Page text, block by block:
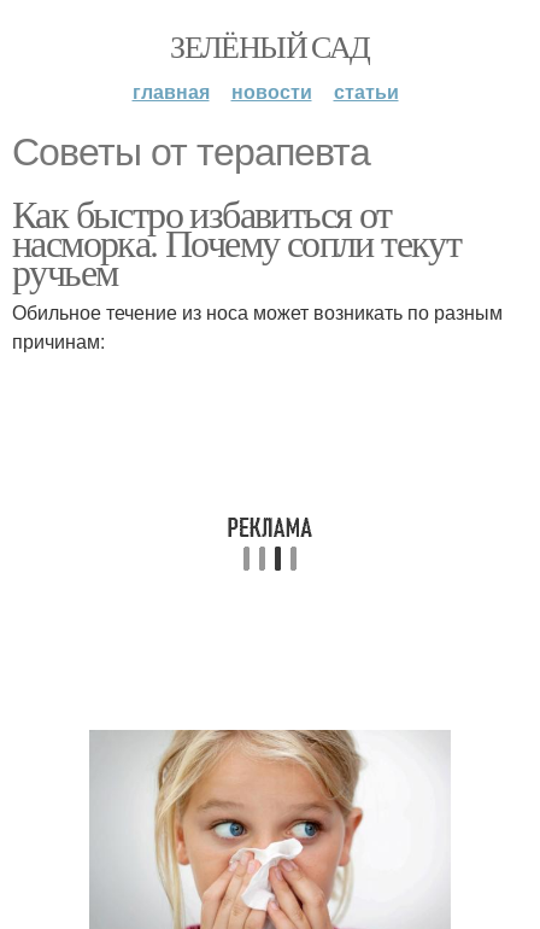
ЗЕЛЁНЫЙ САД
главная новости статьи
Советы от терапевта
Как быстро избавиться от
насморка. Почему сопли текут
ручьем
Обильное течение из носа может возникать по разным
причинам: